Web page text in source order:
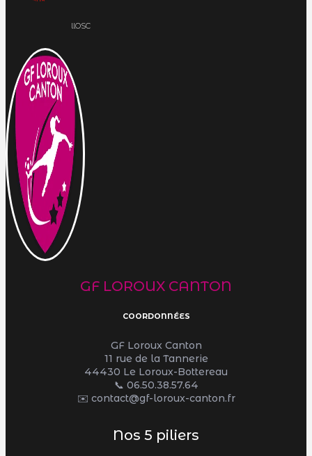
llOSC
GF LOROUX CANTON
COORDONNÉES
GF Loroux Canton
11 rue de la Tannerie
44430 Le Loroux-Bottereau
📞 06.50.38.57.64
✉️ contact@gf-loroux-canton.fr
Nos 5 piliers